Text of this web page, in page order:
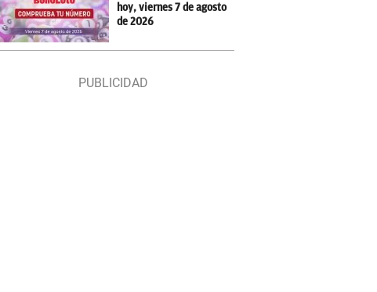
hoy, viernes 7 de agosto
de 2026